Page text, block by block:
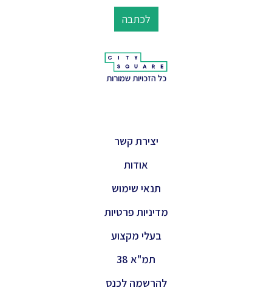
לכתבה
כל הזכויות שמורות
יצירת קשר
אודות
תנאי שימוש
מדיניות פרטיות
בעלי מקצוע
תמ"א 38
להרשמה לכנס